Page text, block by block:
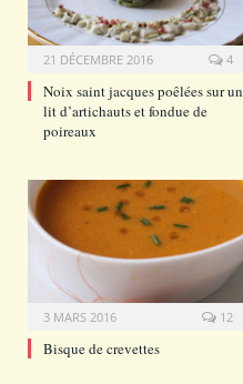
21 DÉCEMBRE 2016 4
Noix saint jacques poêlées sur un
lit d’artichauts et fondue de
poireaux
3 MARS 2016 12
Bisque de crevettes